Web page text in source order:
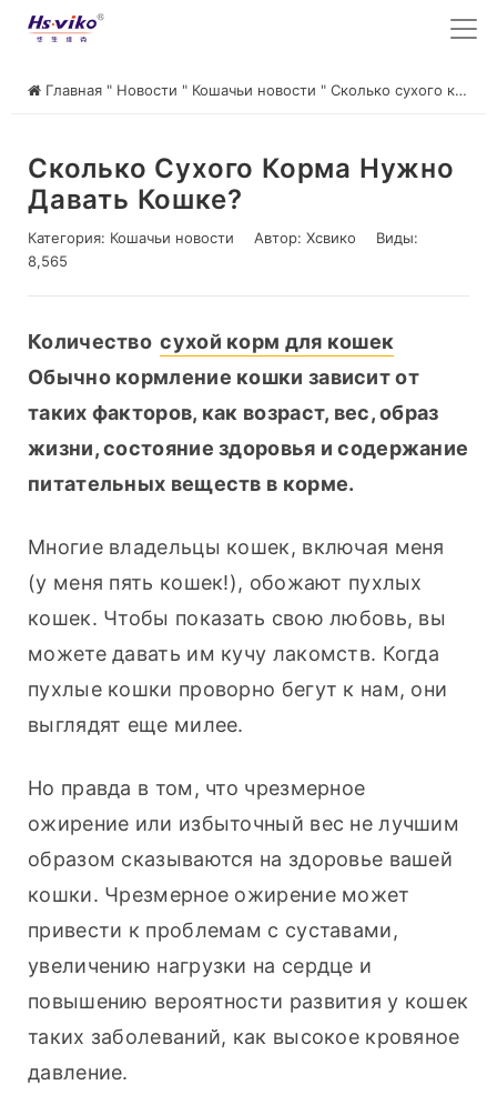
Главная " Новости " Кошачьи новости " Сколько сухого корма нужно давать кошке?
Сколько Сухого Корма Нужно
Давать Кошке?
Категория: Кошачьи новости Автор: Хсвико
Виды:
8,565
Количество сухой корм для кошек
Обычно кормление кошки зависит от
таких факторов, как возраст, вес, образ
жизни, состояние здоровья и содержание
питательных веществ в корме.
Многие владельцы кошек, включая меня
(у меня пять кошек!), обожают пухлых
кошек. Чтобы показать свою любовь, вы
можете давать им кучу лакомств. Когда
пухлые кошки проворно бегут к нам, они
выглядят еще милее.
Но правда в том, что чрезмерное
ожирение или избыточный вес не лучшим
образом сказываются на здоровье вашей
кошки. Чрезмерное ожирение может
привести к проблемам с суставами,
увеличению нагрузки на сердце и
повышению вероятности развития у кошек
таких заболеваний, как высокое кровяное
давление.